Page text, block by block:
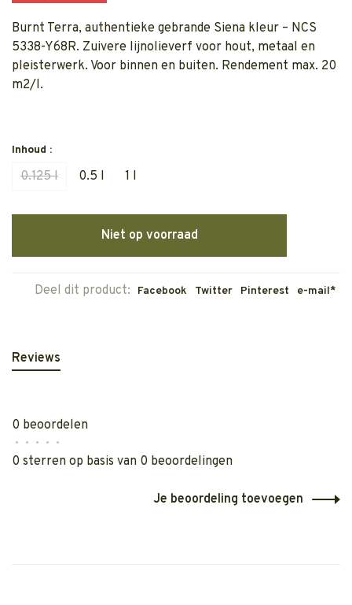
Burnt Terra, authentieke gebrande Siena kleur – NCS
5338-Y68R. Zuivere lijnolieverf voor hout, metaal en
pleisterwerk. Voor binnen en buiten. Rendement max. 20
m2/l.
Inhoud :
0.125 l 0.5 l 1 l
Niet op voorraad
Deel dit product: Facebook Twitter Pinterest e-mail*
Reviews
0 beoordelen
• • • • •
0 sterren op basis van 0 beoordelingen
Je beoordeling toevoegen